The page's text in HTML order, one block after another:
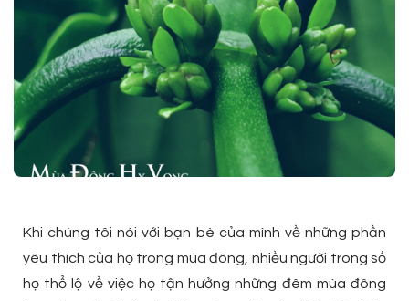
Khi chúng tôi nói với bạn bè của mình về những phần
yêu thích của họ trong mùa đông, nhiều người trong số
họ thổ lộ về việc họ tận hưởng những đêm mùa đông